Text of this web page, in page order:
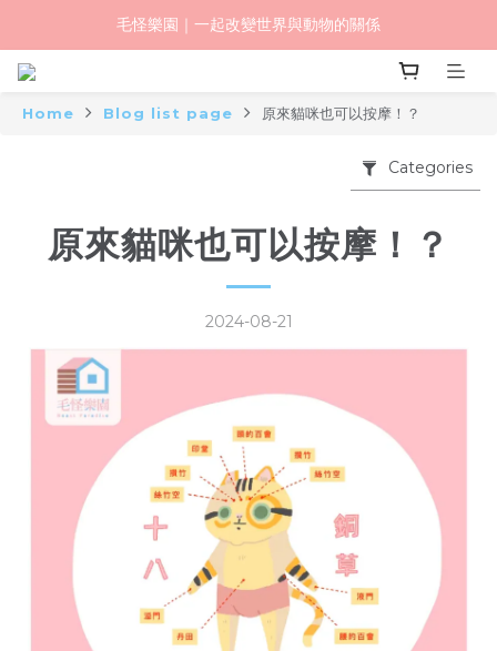
毛怪樂園｜一起改變世界與動物的關係
毛怪樂園｜一起改變世界與動物的關係
【物資認購】透明守護計劃｜從認購到送達，全程透明
毛怪樂園｜一起改變世界與動物的關係
Home Blog list page 原來貓咪也可以按摩！？
Categories
原來貓咪也可以按摩！？
2024-08-21